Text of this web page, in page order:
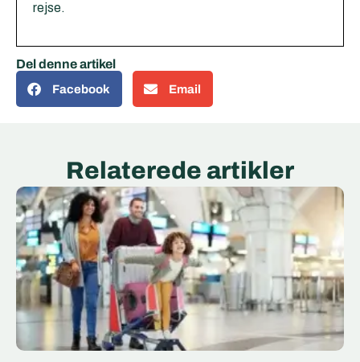
rejse.
Del denne artikel
Facebook Email
Relaterede artikler